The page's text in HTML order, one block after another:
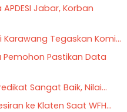
Jabar, Korban
Tegaskan Komi...
Pastikan Data
Sangat Baik, Nilai...
ke Klaten Saat WFH...